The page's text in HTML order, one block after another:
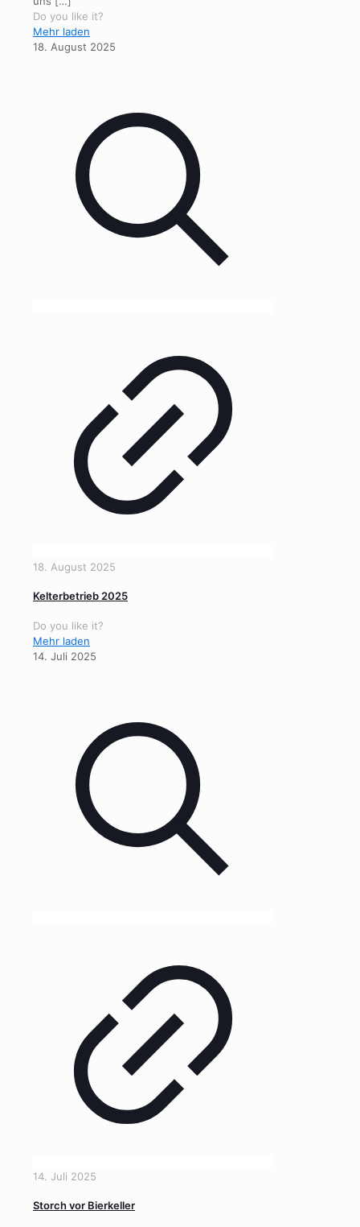
Do you like it?
Mehr laden
18. August 2025
18. August 2025
Kelterbetrieb 2025
Do you like it?
Mehr laden
14. Juli 2025
14. Juli 2025
Storch vor Bierkeller